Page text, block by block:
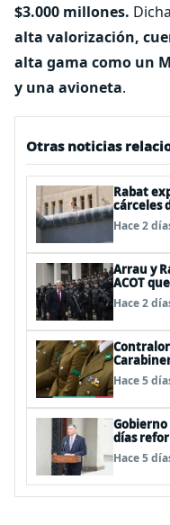
$3.000 millones.
alta valorización,
alta gama como un
y una avioneta.
Otras noticias
Rabat
cárceles
Hace 2
Arrau y
ACOT
Hace 2
mismas
Hace 5
días
seguridad
Hace 5